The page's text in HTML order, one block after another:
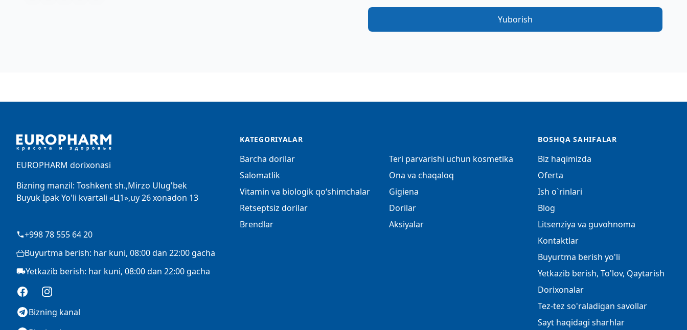
Yuborish
EUROPHARM dorixonasi
Bizning manzil: Toshkent sh.,Mirzo Ulug'bek
Buyuk Ipak Yo'li kvartali «Ц1»,uy 26 xonadon 13
+998 78 555 64 20
Buyurtma berish: har kuni, 08:00 dan 22:00 gacha
Yetkazib berish: har kuni, 08:00 dan 22:00 gacha
FacebookInstagram
Bizning kanal
KATEGORIYALAR
Barcha dorilar
Salomatlik
Vitamin va biologik qo‘shimchalar
Retseptsiz dorilar
Brendlar
Teri parvarishi uchun kosmetika
Ona va chaqaloq
Gigiena
Dorilar
Aksiyalar
BOSHQA SAHIFALAR
Biz haqimizda
Oferta
Ish o`rinlari
Blog
Litsenziya va guvohnoma
Kontaktlar
Buyurtma berish yo'li
Yetkazib berish, To'lov, Qaytarish
Dorixonalar
Tez-tez so'raladigan savollar
Sayt haqidagi sharhlar